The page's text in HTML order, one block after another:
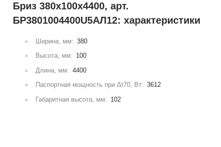
Бриз 380х100х4400, арт.
БР3801004400U5АЛ12: характеристики
Ширина, мм: 380
Высота, мм: 100
Длина, мм: 4400
Паспортная мощность при Δt70, Вт: 3612
Габаритная высота, мм: 102